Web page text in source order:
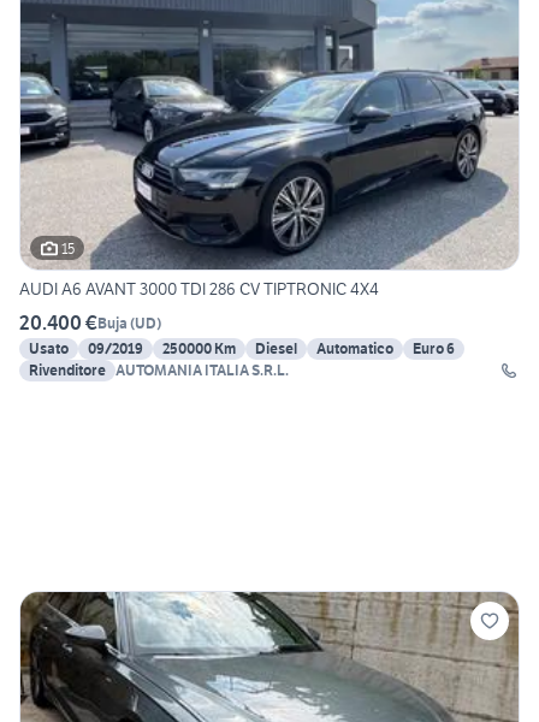
15
AUDI A6 AVANT 3000 TDI 286 CV TIPTRONIC 4X4
20.400 €Buja (UD)
Usato
09/2019 250000 Km Diesel Automatico
Euro 6
Rivenditore AUTOMANIA ITALIA S.R.L.